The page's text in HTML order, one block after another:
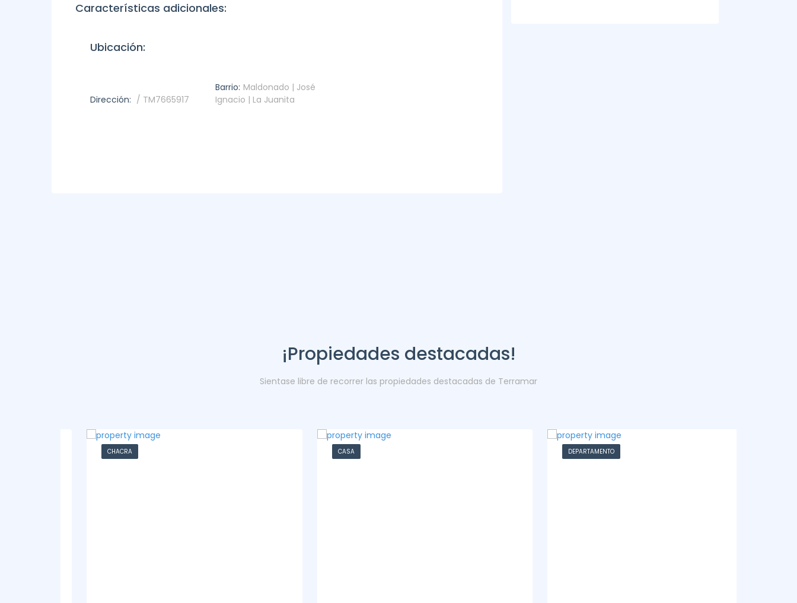
Características adicionales:
Ubicación:
Dirección: / TM7665917
Barrio: Maldonado | José
Ignacio | La Juanita
¡Propiedades destacadas!
Sientase libre de recorrer las propiedades destacadas de Terramar
DEPARTAMENTO